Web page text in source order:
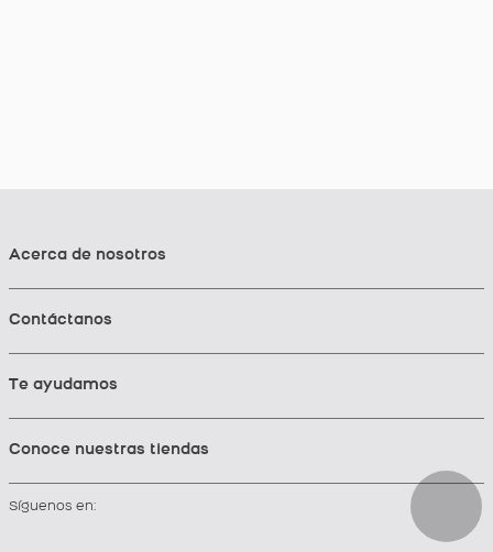
Acerca de nosotros
Contáctanos
Te ayudamos
Conoce nuestras tiendas
Síguenos en: